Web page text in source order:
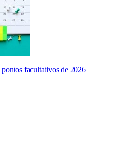
facultativos de 2026